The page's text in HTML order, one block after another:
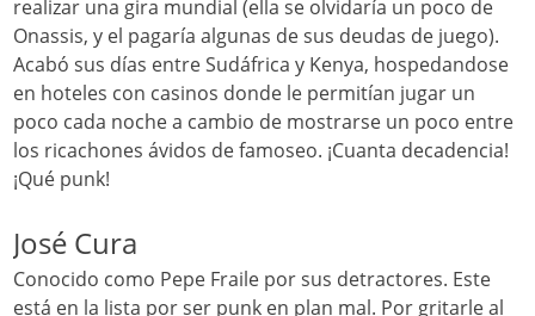
realizar una gira mundial (ella se olvidaría un poco de
Onassis, y el pagaría algunas de sus deudas de juego).
Acabó sus días entre Sudáfrica y Kenya, hospedandose
en hoteles con casinos donde le permitían jugar un
poco cada noche a cambio de mostrarse un poco entre
los ricachones ávidos de famoseo. ¡Cuanta decadencia!
¡Qué punk!
José Cura
Conocido como Pepe Fraile por sus detractores. Este
está en la lista por ser punk en plan mal. Por gritarle al